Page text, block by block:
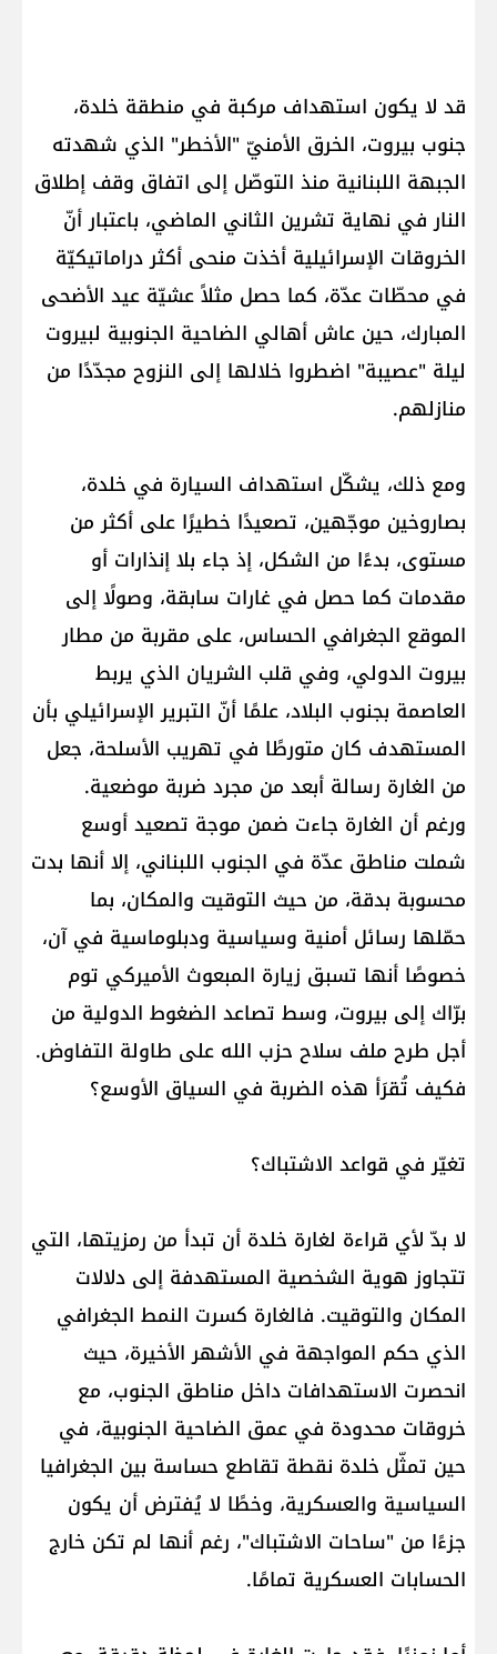
قد لا يكون استهداف مركبة في منطقة خلدة،
جنوب بيروت، الخرق الأمنيّ "الأخطر" الذي شهدته
الجبهة اللبنانية منذ التوصّل إلى اتفاق وقف إطلاق
النار في نهاية تشرين الثاني الماضي، باعتبار أنّ
الخروقات الإسرائيلية أخذت منحى أكثر دراماتيكيّة
في محطّات عدّة، كما حصل مثلاً عشيّة عيد الأضحى
المبارك، حين عاش أهالي الضاحية الجنوبية لبيروت
ليلة "عصيبة" اضطروا خلالها إلى النزوح مجدّدًا من
منازلهم.
ومع ذلك، يشكّل استهداف السيارة في خلدة،
بصاروخين موجّهين، تصعيدًا خطيرًا على أكثر من
مستوى، بدءًا من الشكل، إذ جاء بلا إنذارات أو
مقدمات كما حصل في غارات سابقة، وصولًا إلى
الموقع الجغرافي الحساس، على مقربة من مطار
بيروت الدولي، وفي قلب الشريان الذي يربط
العاصمة بجنوب البلاد، علمًا أنّ التبرير الإسرائيلي بأن
المستهدف كان متورطًا في تهريب الأسلحة، جعل
من الغارة رسالة أبعد من مجرد ضربة موضعية.
ورغم أن الغارة جاءت ضمن موجة تصعيد أوسع
شملت مناطق عدّة في الجنوب اللبناني، إلا أنها بدت
محسوبة بدقة، من حيث التوقيت والمكان، بما
حمّلها رسائل أمنية وسياسية ودبلوماسية في آن،
خصوصًا أنها تسبق زيارة المبعوث الأميركي توم
برّاك إلى بيروت، وسط تصاعد الضغوط الدولية من
أجل طرح ملف سلاح حزب الله على طاولة التفاوض.
فكيف تُقرَأ هذه الضربة في السياق الأوسع؟
تغيّر في قواعد الاشتباك؟
لا بدّ لأي قراءة لغارة خلدة أن تبدأ من رمزيتها، التي
تتجاوز هوية الشخصية المستهدفة إلى دلالات
المكان والتوقيت. فالغارة كسرت النمط الجغرافي
الذي حكم المواجهة في الأشهر الأخيرة، حيث
انحصرت الاستهدافات داخل مناطق الجنوب، مع
خروقات محدودة في عمق الضاحية الجنوبية، في
حين تمثّل خلدة نقطة تقاطع حساسة بين الجغرافيا
السياسية والعسكرية، وخطًا لا يُفترض أن يكون
جزءًا من "ساحات الاشتباك"، رغم أنها لم تكن خارج
الحسابات العسكرية تمامًا.